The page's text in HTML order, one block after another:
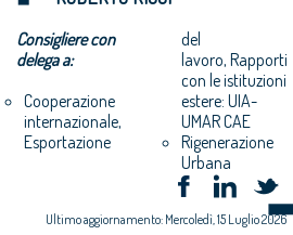
Consigliere con
delega a:
Cooperazione
internazionale,
Esportazione
del
lavoro, Rapporti
con le istituzioni
estere: UIA-
UMAR CAE
Rigenerazione
Urbana
Ultimo aggiornamento: Mercoledì, 15 Luglio 2026